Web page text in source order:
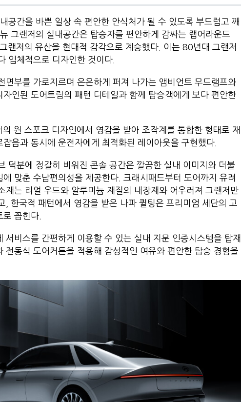
공간을 바쁜 일상 속 편안한 안식처가 될 수 있도록 부드럽고 깨
그랜저의 실내공간은 탑승자를 편안하게 감싸는 랩어라운드
저의 유산을 현대적 감각으로 계승했다. 이는 80년대 그랜저
입체적으로 디자인한 것이다.
면부를 가로지르며 은은하게 퍼져 나가는 앰비언트 무드램프와
인된 도어트림의 패턴 디테일과 함께 탑승객에게 보다 편안한
원 스포크 디자인에서 영감을 받아 조작계를 통합한 형태로 재
음과 동시에 운전자에게 최적화된 레이아웃을 구현했다.
덕분에 정갈히 비워진 콘솔 공간은 깔끔한 실내 이미지와 더불
맞춘 수납편의성을 제공한다. 크래시패드부터 도어까지 유려
재는 리얼 우드와 알루미늄 재질의 내장재와 어우러져 그랜저만
, 한국적 패턴에서 영감을 받은 나파 퀼팅은 프리미엄 세단의 고
꼽힌다.
서비스를 간편하게 이용할 수 있는 실내 지문 인증시스템을 탑재
전동식 도어커튼을 적용해 감성적인 여유와 편안한 탑승 경험을